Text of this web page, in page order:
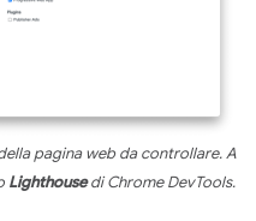
pagina web da controllare. A
Lighthousedi Chrome DevTools.